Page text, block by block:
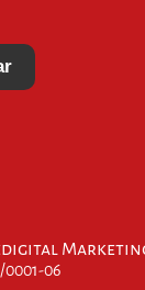
0001-06